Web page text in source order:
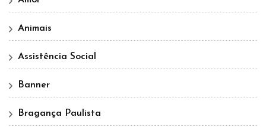
Animais
Assistência Social
Banner
Bragança Paulista